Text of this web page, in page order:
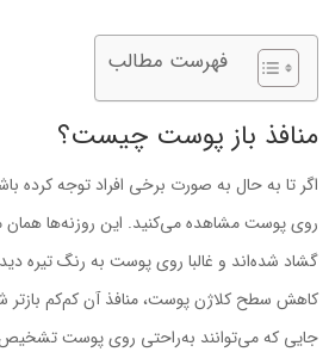
فهرست مطالب
منافذ باز پوست چیست؟
اگر تا به حال به صورت برخی افراد توجه کرده
روی پوست مشاهده ‌می‌کنید. این روزنه‌ها همان
گشاد شده‌اند و غالبا روی پوست به رنگ تیره
کاهش سطح کلاژن پوست، منافذ آن کم‌کم بازتر
جایی‌ که ‌می‌توانند به‌راحتی روی پوست